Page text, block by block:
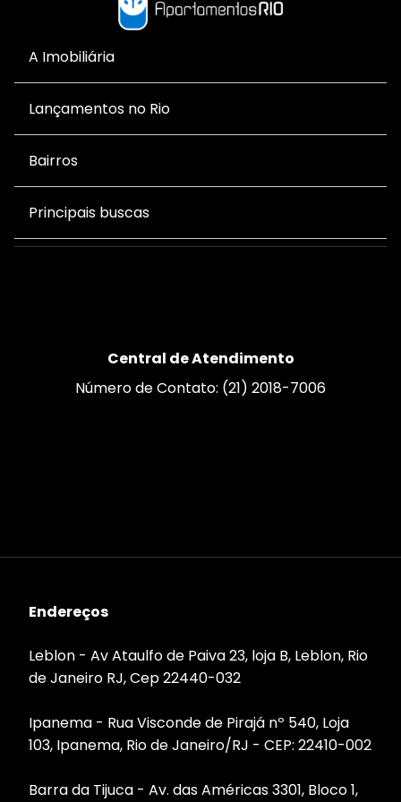
em um dos bairros mais charmosos e
exclusivos do Rio de Janeiro!
A Imobiliária
Lançamentos no Rio
Bairros
Principais buscas
Central de Atendimento
Número de Contato: (21) 2018-7006
Endereços
Leblon - Av Ataulfo de Paiva 23, loja B, Leblon, Rio
de Janeiro RJ, Cep 22440-032
Ipanema - Rua Visconde de Pirajá nº 540, Loja
103, Ipanema, Rio de Janeiro/RJ - CEP: 22410-002
Barra da Tijuca - Av. das Américas 3301, Bloco 1,